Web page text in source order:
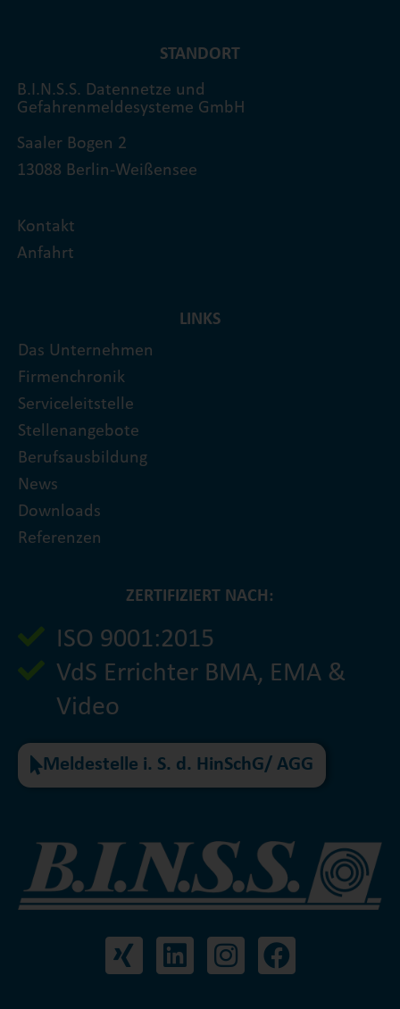
STANDORT
B.I.N.S.S. Datennetze und
Gefahrenmeldesysteme GmbH
Saaler Bogen 2
13088 Berlin-Weißensee
Kontakt
Anfahrt
LINKS
Das Unternehmen
Firmenchronik
Serviceleitstelle
Stellenangebote
Berufsausbildung
News
Downloads
Referenzen
ZERTIFIZIERT NACH:
ISO 9001:2015
VdS Errichter BMA, EMA &
Video
Meldestelle i. S. d. HinSchG/ AGG